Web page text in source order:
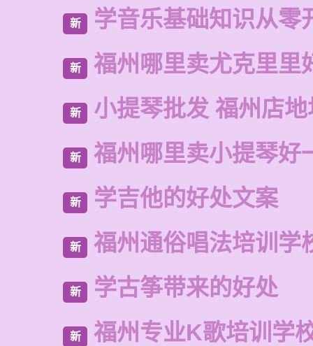
新 学音乐基础知识从零
新 福州哪里卖尤克里里
新 小提琴批发 福州店
新 福州哪里卖小提琴好
新 学吉他的好处文案
新 福州通俗唱法培训学
新 学古筝带来的好处
新 福州专业K歌培训学